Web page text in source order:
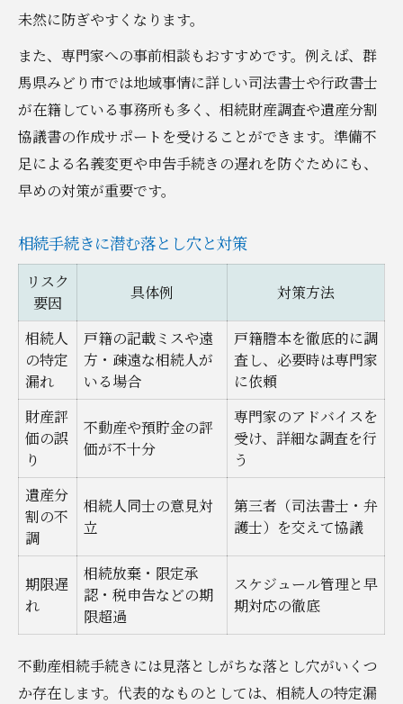
未然に防ぎやすくなります。
また、専門家への事前相談もおすすめです。例えば、群
馬県みどり市では地域事情に詳しい司法書士や行政書士
が在籍している事務所も多く、相続財産調査や遺産分割
協議書の作成サポートを受けることができます。準備不
足による名義変更や申告手続きの遅れを防ぐためにも、
早めの対策が重要です。
相続手続きに潜む落とし穴と対策
リスク
要因
具体例 対策方法
相続人
の特定
漏れ
戸籍の記載ミスや遠
方・疎遠な相続人が
いる場合
戸籍謄本を徹底的に調
査し、必要時は専門家
に依頼
財産評
価の誤
り
不動産や預貯金の評
価が不十分
専門家のアドバイスを
受け、詳細な調査を行
う
遺産分
割の不
調
相続人同士の意見対
立
第三者（司法書士・弁
護士）を交えて協議
期限遅
れ
相続放棄・限定承
認・税申告などの期
限超過
スケジュール管理と早
期対応の徹底
不動産相続手続きには見落としがちな落とし穴がいくつ
か存在します。代表的なものとしては、相続人の特定漏